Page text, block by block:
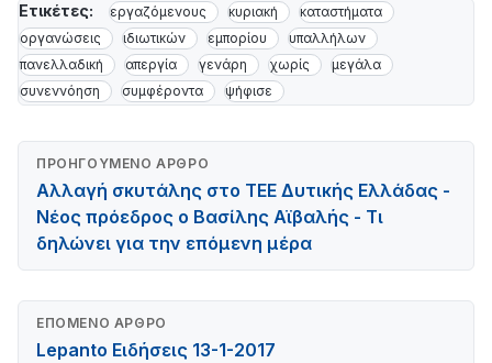
Ετικέτες: εργαζόμενους κυριακή
καταστήματα
οργανώσεις
ιδιωτικών εμπορίου
υπαλλήλων
πανελλαδική
απεργία γενάρη χωρίς
μεγάλα
συνεννόηση
συμφέροντα ψήφισε
ΠΡΟΗΓΟΎΜΕΝΟ ΆΡΘΡΟ
Αλλαγή σκυτάλης στο ΤΕΕ Δυτικής Ελλάδας -
Νέος πρόεδρος ο Βασίλης Αϊβαλής - Τι
δηλώνει για την επόμενη μέρα
ΕΠΌΜΕΝΟ ΆΡΘΡΟ
Lepanto Ειδήσεις 13-1-2017